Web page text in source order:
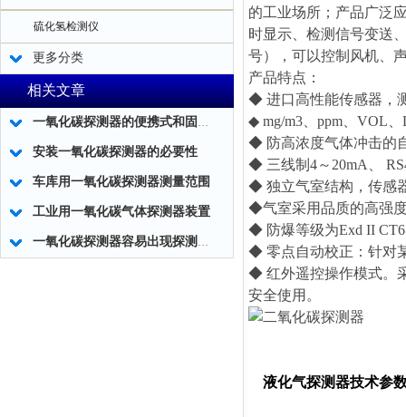
硫化氢检测仪
更多分类
相关文章
一氧化碳探测器的便携式和固定式在技术指标方面有什么不同？一看就懂！
安装一氧化碳探测器的必要性
车库用一氧化碳探测器测量范围
工业用一氧化碳气体探测器装置
一氧化碳探测器容易出现探测器零点漂移的现象
的工业场所；产品广泛
时显示、检测信号变送
号），可以控制风机、
产品特点：
◆ 进口高性能传感器，
◆ mg/m3、ppm、VOL
◆ 防高浓度气体冲击的
◆ 三线制4～20mA、
◆ 独立气室结构，传感
◆气室采用品质的高强
◆ 防爆等级为Exd II
◆ 零点自动校正：针对
◆ 红外遥控操作模式。
安全使用。
液化气探测器技术参